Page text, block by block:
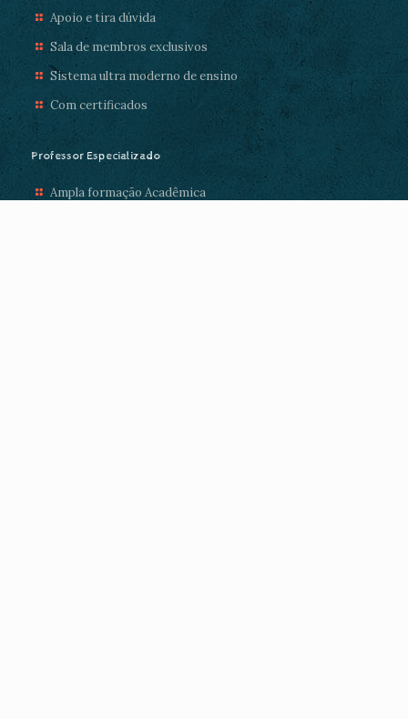
Apoio e tira dúvida
Sala de membros exclusivos
Sistema ultra moderno de ensino
Com certificados
Professor Especializado
Ampla formação Acadêmica